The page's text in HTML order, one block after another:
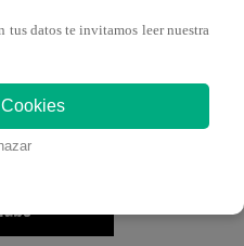
tus datos te invitamos leer nuestra